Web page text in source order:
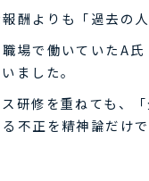
酬よりも「過去の
場で働いていたA
ました。
研修を重ねても、
不正を精神論だけ